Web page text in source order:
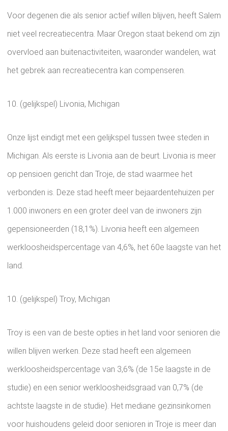
Voor degenen die als senior actief willen blijven, heeft Salem
niet veel recreatiecentra. Maar Oregon staat bekend om zijn
overvloed aan buitenactiviteiten, waaronder wandelen, wat
het gebrek aan recreatiecentra kan compenseren.
10. (gelijkspel) Livonia, Michigan
Onze lijst eindigt met een gelijkspel tussen twee steden in
Michigan. Als eerste is Livonia aan de beurt. Livonia is meer
op pensioen gericht dan Troje, de stad waarmee het
verbonden is. Deze stad heeft meer bejaardentehuizen per
1.000 inwoners en een groter deel van de inwoners zijn
gepensioneerden (18,1%). Livonia heeft een algemeen
werkloosheidspercentage van 4,6%, het 60e laagste van het
land.
10. (gelijkspel) Troy, Michigan
Troy is een van de beste opties in het land voor senioren die
willen blijven werken. Deze stad heeft een algemeen
werkloosheidspercentage van 3,6% (de 15e laagste in de
studie) en een senior werkloosheidsgraad van 0,7% (de
achtste laagste in de studie). Het mediane gezinsinkomen
voor huishoudens geleid door senioren in Troje is meer dan